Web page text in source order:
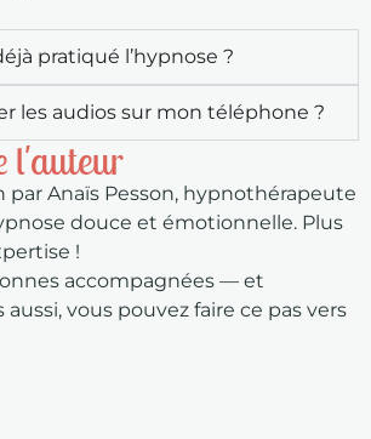
pratiqué l’hypnose ?
les audios sur mon téléphone ?
l'auteur
par Anaïs Pesson, hypnothérapeute
douce et émotionnelle. Plus
!
accompagnées — et
aussi, vous pouvez faire ce pas vers